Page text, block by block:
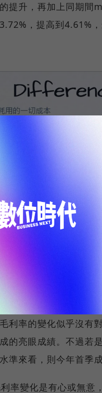
提升，再加上同期間
，提高到4.61%
利率的變化似乎沒有
的亮眼成績。不過若
準來看，則今年首季
率變化是有心或無意